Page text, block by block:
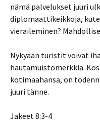
nämä palvelukset juuri
diplomaattikeikkoja,
vieraileminen?
Nykyään turistit voivat
hautamuistomerkkiä.
kotimaahansa, on
juuri tänne.
Jakeet 8:3-4